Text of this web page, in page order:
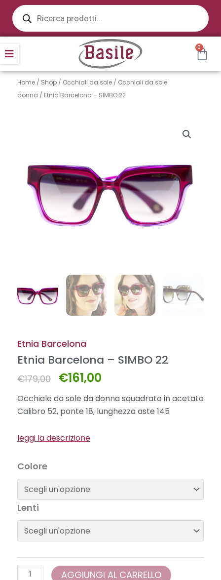
contenuto
Products
search
0
Home / Shop / Occhiali da sole / Occhiali da sole
donna / Etnia Barcelona – SIMBO 22
Etnia Barcelona
Etnia Barcelona – SIMBO 22
€179,00
Il
originale
era:
€161,00
attuale
è:
Occhiale da sole da donna squadrato in acetato
Calibro 52, ponte 18, lunghezza aste 145
leggi la descrizione
Colore
Lenti
Etnia
Barcelona
SIMBO
quantità
AGGIUNGI AL CARRELLO